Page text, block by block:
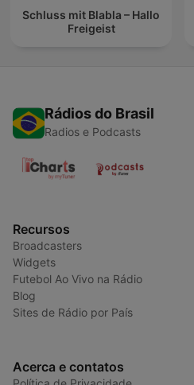
Schluss mit Blabla – Hallo
Freigeist
Rádios do Brasil
Radios e Podcasts
Recursos
Broadcasters
Widgets
Futebol Ao Vivo na Rádio
Blog
Sites de Rádio por País
Acerca e contatos